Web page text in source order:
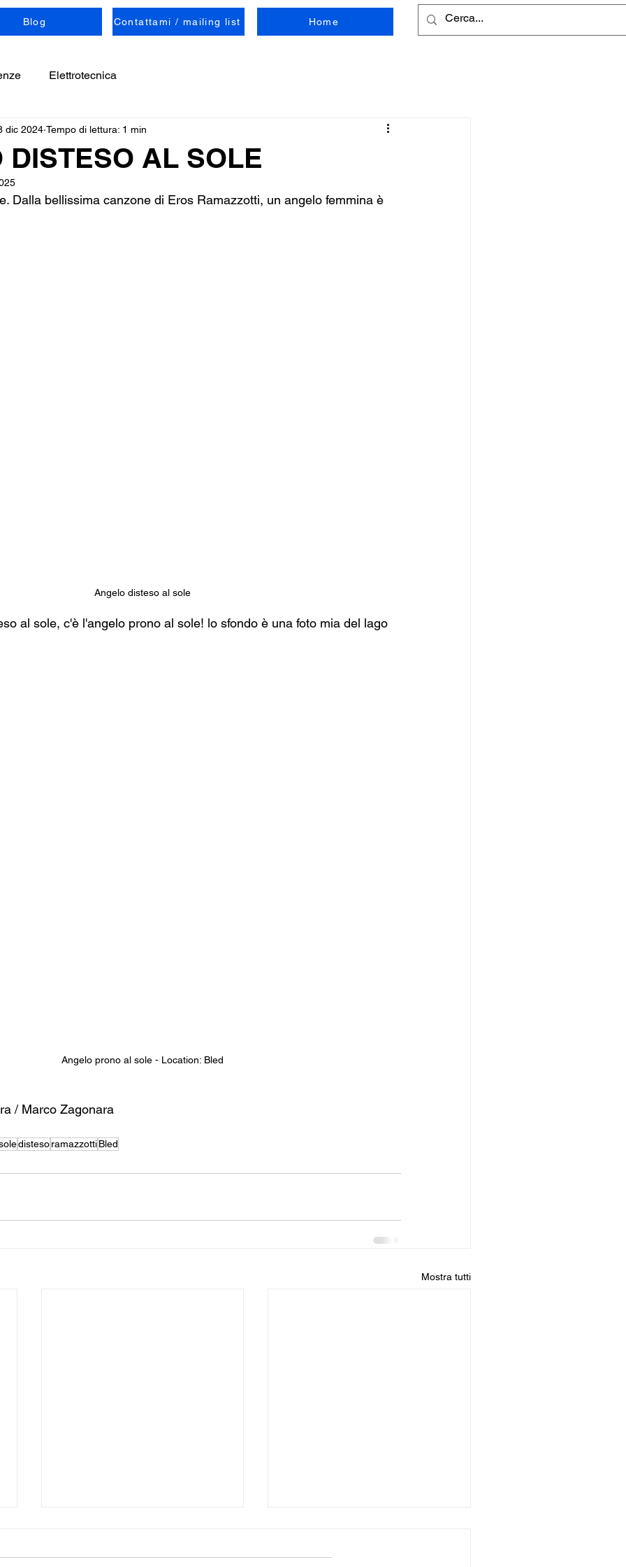
Blog Contattami / mailing list Home
Elettrotecnica
DISTESO AL SOLE
dic 2024 Tempo di lettura: 1 min
Dalla bellissima canzone di Eros Ramazzotti, un angelo femmina è
Angelo disteso al sole
al sole, c'è l'angelo prono al sole! lo sfondo è una foto mia del lago
Angelo prono al sole - Location: Bled
/ Marco Zagonara
distesoramazzottiBled
Mostra tutti